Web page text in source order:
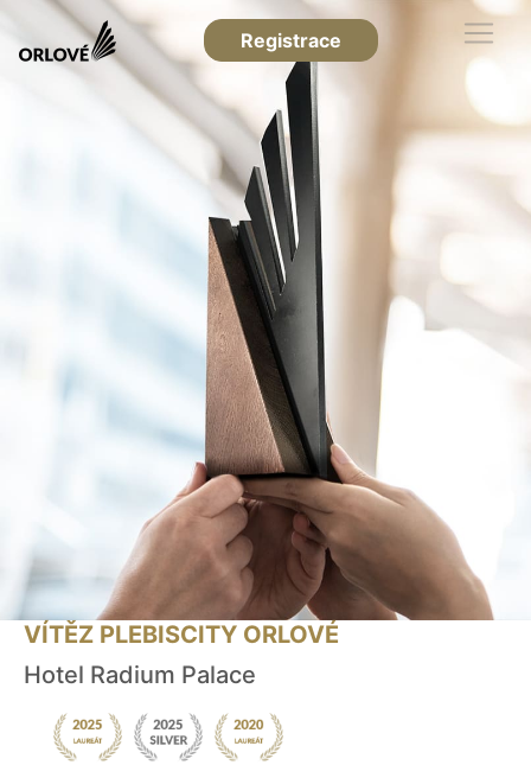
Registrace
VÍTĚZ PLEBISCITY ORLOVÉ
Hotel Radium Palace